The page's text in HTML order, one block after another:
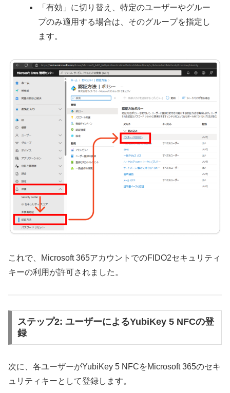
「有効」に切り替え、特定のユーザーやグルー
プのみ適用する場合は、そのグループを指定し
ます。
これで、Microsoft 365アカウントでのFIDO2セキュリティ
キーの利用が許可されました。
ステップ2: ユーザーによるYubiKey 5 NFCの登
録
次に、各ユーザーがYubiKey 5 NFCをMicrosoft 365のセキ
ュリティキーとして登録します。